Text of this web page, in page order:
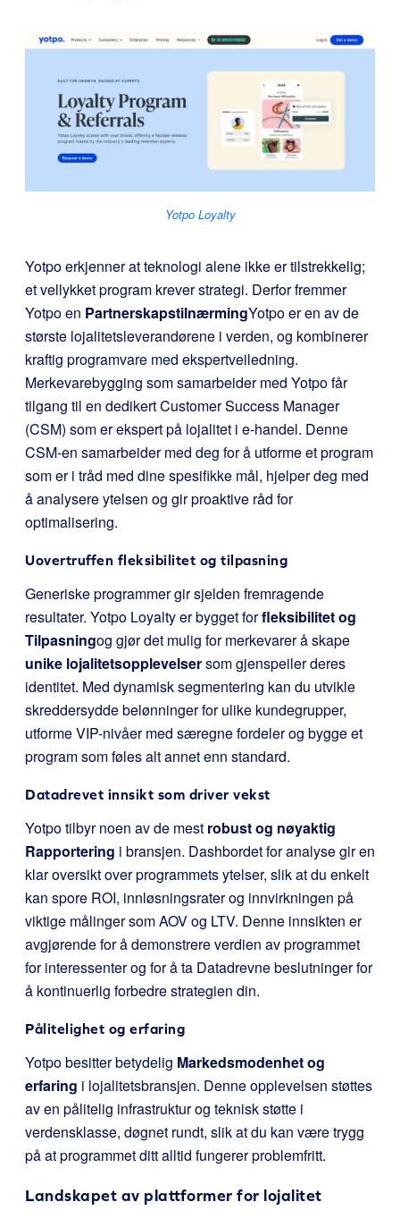
Yotpo Loyalty
Yotpo erkjenner at teknologi alene ikke er tilstrekkelig;
et vellykket program krever strategi. Derfor fremmer
Yotpo en PartnerskapstilnærmingYotpo er en av de
største lojalitetsleverandørene i verden, og kombinerer
kraftig programvare med ekspertveiledning.
Merkevarebygging som samarbeider med Yotpo får
tilgang til en dedikert Customer Success Manager
(CSM) som er ekspert på lojalitet i e-handel. Denne
CSM-en samarbeider med deg for å utforme et program
som er i tråd med dine spesifikke mål, hjelper deg med
å analysere ytelsen og gir proaktive råd for
optimalisering.
Uovertruffen fleksibilitet og tilpasning
Generiske programmer gir sjelden fremragende
resultater. Yotpo Loyalty er bygget forfleksibilitet og
Tilpasningog gjør det mulig for merkevarer å skape
unike lojalitetsopplevelsersom gjenspeiler deres
identitet. Med dynamisk segmentering kan du utvikle
skreddersydde belønninger for ulike kundegrupper,
utforme VIP-nivåer med særegne fordeler og bygge et
program som føles alt annet enn standard.
Datadrevet innsikt som driver vekst
Yotpo tilbyr noen av de mest robust og nøyaktig
Rapportering i bransjen. Dashbordet for analyse gir en
klar oversikt over programmets ytelser, slik at du enkelt
kan spore ROI, innløsningsrater og innvirkningen på
viktige målinger som AOV og LTV. Denne innsikten er
avgjørende for å demonstrere verdien av programmet
for interessenter og for å ta Datadrevne beslutninger for
å kontinuerlig forbedre strategien din.
Pålitelighet og erfaring
Yotpo besitter betydelig Markedsmodenhet og
erfaring i lojalitetsbransjen. Denne opplevelsen støttes
av en pålitelig infrastruktur og teknisk støtte i
verdensklasse, døgnet rundt, slik at du kan være trygg
på at programmet ditt alltid fungerer problemfritt.
Landskapet av plattformer for lojalitet